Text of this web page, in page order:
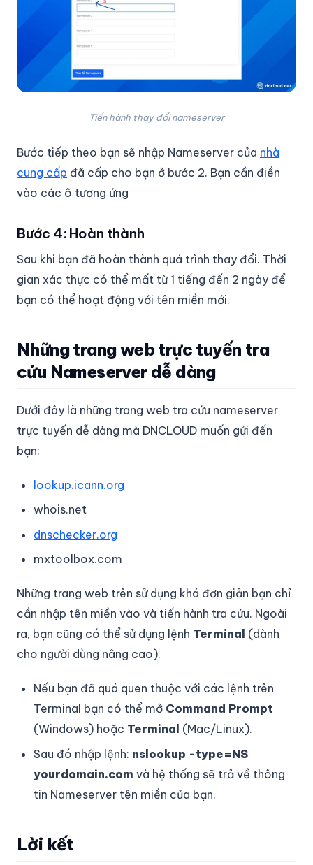
Tiến hành thay đổi nameserver
Bước tiếp theo bạn sẽ nhập Nameserver của nhà
cung cấp đã cấp cho bạn ở bước 2. Bạn cần điền
vào các ô tương ứng
Bước 4: Hoàn thành
Sau khi bạn đã hoàn thành quá trình thay đổi. Thời
gian xác thực có thể mất từ 1 tiếng đến 2 ngày để
bạn có thể hoạt động với tên miền mới.
Những trang web trực tuyến tra
cứu Nameserver dễ dàng
Dưới đây là những trang web tra cứu nameserver
trực tuyến dễ dàng mà DNCLOUD muốn gửi đến
bạn:
lookup.icann.org
whois.net
dnschecker.org
mxtoolbox.com
Những trang web trên sử dụng khá đơn giản bạn chỉ
cần nhập tên miền vào và tiến hành tra cứu. Ngoài
ra, bạn cũng có thể sử dụng lệnh Terminal (dành
cho người dùng nâng cao).
Nếu bạn đã quá quen thuộc với các lệnh trên
Terminal bạn có thể mở Command Prompt
(Windows) hoặc Terminal (Mac/Linux).
Sau đó nhập lệnh: nslookup -type=NS
yourdomain.com và hệ thống sẽ trả về thông
tin Nameserver tên miền của bạn.
Lời kết